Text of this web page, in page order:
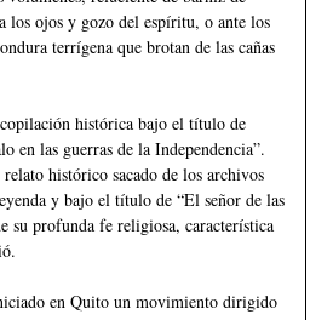
los ojos y gozo del espíritu, o ante los
terrígena que brotan de las cañas
histórica bajo el título de
en las guerras de la Independencia”.
histórico sacado de los archivos
y bajo el título de “El señor de las
su profunda fe religiosa, característica
en Quito un movimiento dirigido